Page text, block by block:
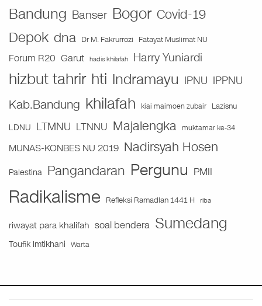
Bandung Banser Bogor Covid-19
Depok dna Dr M. Fakrurrozi Fatayat Muslimat NU
Forum R20 Garut hadis khilafah Harry Yuniardi
hizbut tahrir hti Indramayu IPNU IPPNU
Kab.Bandung khilafah kiai maimoen zubair
Lazisnu
LDNU LTMNU LTNNU Majalengka muktamar ke-34
MUNAS-KONBES NU 2019 Nadirsyah Hosen
Palestina Pangandaran Pergunu PMII
Radikalisme Refleksi Ramadlan 1441 H riba
riwayat para khalifah soal bendera Sumedang
Toufik Imtikhani Warta